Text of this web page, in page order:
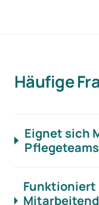
Häufige
Eignet sich
Funktioniert